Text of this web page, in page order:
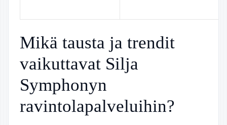
Mikä tausta ja trendit
vaikuttavat Silja
Symphonyn
ravintolapalveluihin?